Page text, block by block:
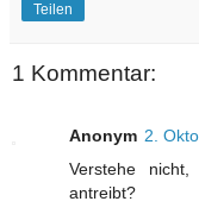
Teilen
1 Kommentar:
Anonym 2.
Verstehe
antreibt?